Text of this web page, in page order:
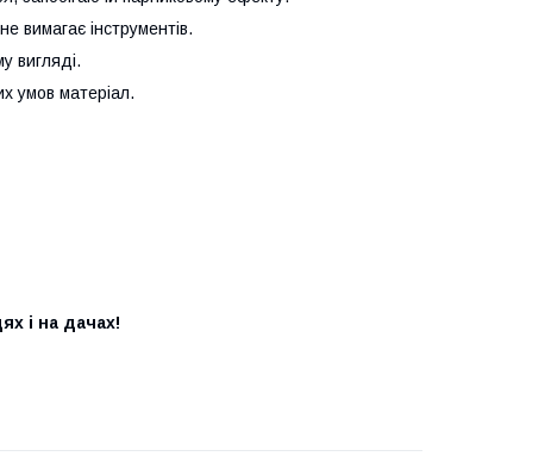
вимагає інструментів.
вигляді.
умов матеріал.
і на дачах!